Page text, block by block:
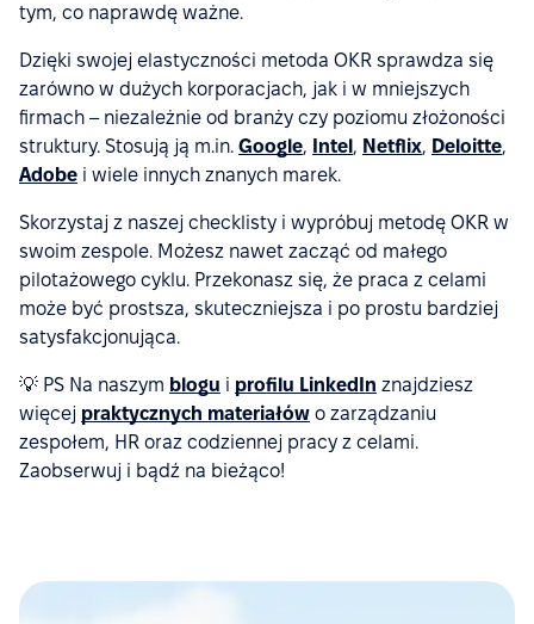
tym, co naprawdę ważne.
Dzięki swojej elastyczności metoda OKR sprawdza się
zarówno w dużych korporacjach, jak i w mniejszych
firmach – niezależnie od branży czy poziomu złożoności
struktury. Stosują ją m.in. Google, Intel, Netflix, Deloitte,
Adobe i wiele innych znanych marek.
Skorzystaj z naszej checklisty i wypróbuj metodę OKR w
swoim zespole. Możesz nawet zacząć od małego
pilotażowego cyklu. Przekonasz się, że praca z celami
może być prostsza, skuteczniejsza i po prostu bardziej
satysfakcjonująca.
💡 PS Na naszym blogu i profilu LinkedIn znajdziesz
więcej praktycznych materiałów o zarządzaniu
zespołem, HR oraz codziennej pracy z celami.
Zaobserwuj i bądź na bieżąco!